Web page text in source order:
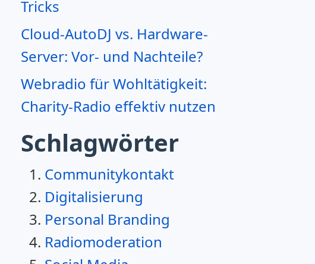
Tricks
Cloud-AutoDJ vs. Hardware-
Server: Vor- und Nachteile?
Webradio für Wohltätigkeit:
Charity-Radio effektiv nutzen
Schlagwörter
Communitykontakt
Digitalisierung
Personal Branding
Radiomoderation